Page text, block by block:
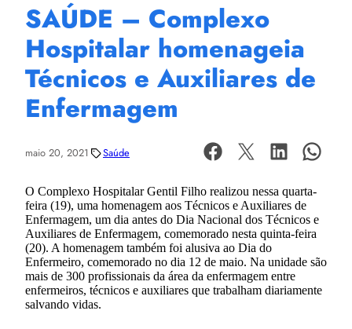
SAÚDE – Complexo
Hospitalar homenageia
Técnicos e Auxiliares de
Enfermagem
maio 20, 2021 Saúde
O Complexo Hospitalar Gentil Filho realizou nessa quarta-
feira (19), uma homenagem aos Técnicos e Auxiliares de
Enfermagem, um dia antes do Dia Nacional dos Técnicos e
Auxiliares de Enfermagem, comemorado nesta quinta-feira
(20). A homenagem também foi alusiva ao Dia do
Enfermeiro, comemorado no dia 12 de maio. Na unidade são
mais de 300 profissionais da área da enfermagem entre
enfermeiros, técnicos e auxiliares que trabalham diariamente
salvando vidas.